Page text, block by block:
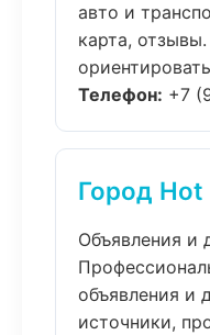
авто и
карта,
Телефон: +7
Город
Объявления и
объявления и
источники,